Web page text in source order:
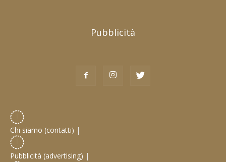
Pubblicità
Chi siamo (contatti) |
Pubblicità (advertising) |